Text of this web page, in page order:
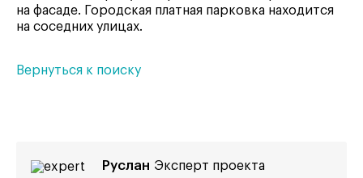
на фасаде. Городская платная парковка находится
на соседних улицах.
Вернуться к поиску
Руслан Эксперт проекта